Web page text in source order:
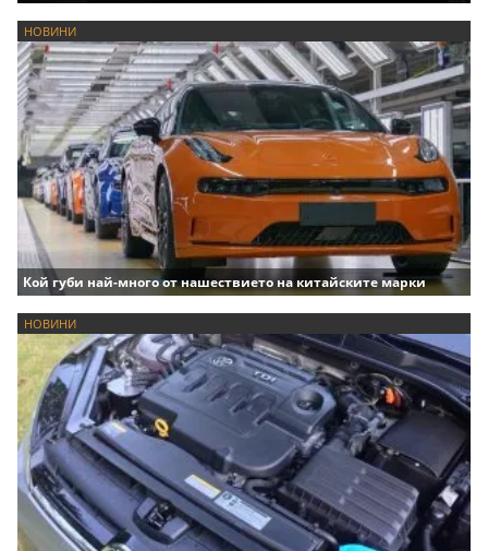
НОВИНИ
Кой губи най-много от нашествието на китайските марки
НОВИНИ